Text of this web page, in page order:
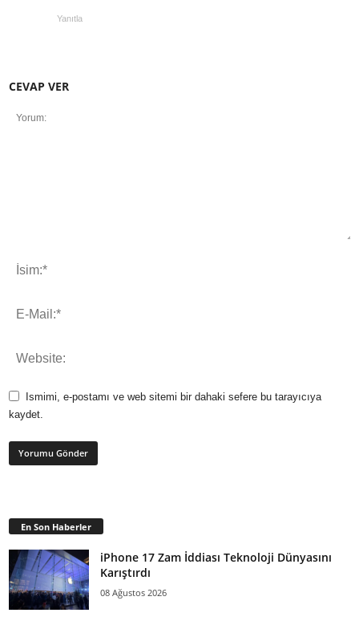
Yanıtla
CEVAP VER
Ismimi, e-postamı ve web sitemi bir dahaki sefere bu tarayıcıya
kaydet.
En Son Haberler
iPhone 17 Zam İddiası Teknoloji Dünyasını
Karıştırdı
08 Ağustos 2026